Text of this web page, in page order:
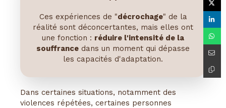
Ces expériences de "décrochage" de la
réalité sont déconcertantes, mais elles ont
une fonction : réduire l'intensité de la
souffrance dans un moment qui dépasse
les capacités d'adaptation.
Dans certaines situations, notamment des
violences répétées, certaines personnes